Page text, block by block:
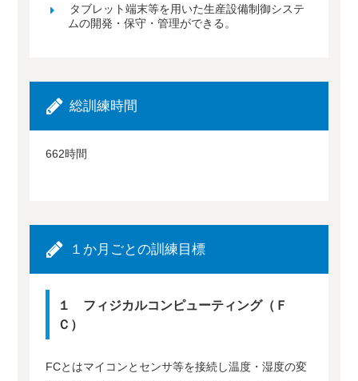
タブレット端末等を用いた生産設備制御システ
ムの開発・保守・管理ができる。
総訓練時間
662時間
１か月ごとの訓練目標
１ フィジカルコンピューティング（Ｆ
Ｃ）
FCとはマイコンとセンサ等を接続し温度・湿度の変